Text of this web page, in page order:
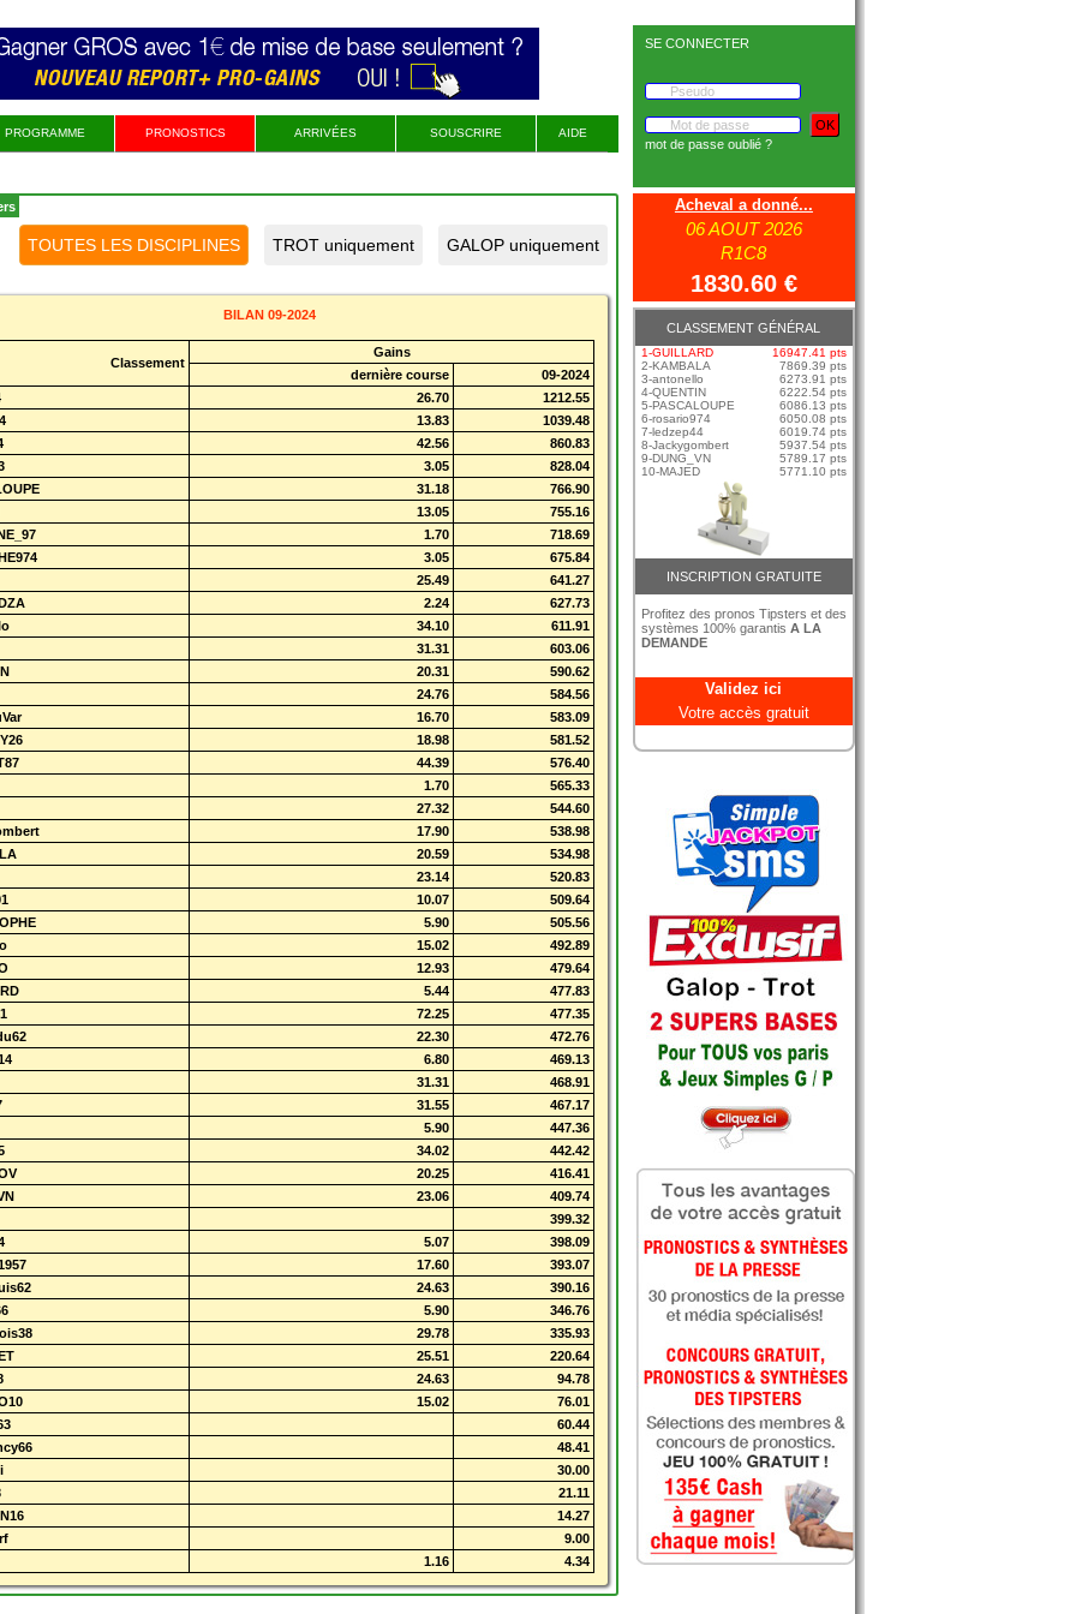
PROGRAMME PRONOSTICS ARRIVÉES SOUSCRIRE AIDE
SE CONNECTER
mot de passe oublié ?
BILAN 09-2024
Classement
Gains
dernière course
09-2024
26.70
1212.55
13.83
1039.48
42.56
860.83
3.05
828.04
31.18
766.90
13.05
755.16
1.70
718.69
3.05
675.84
25.49
641.27
2.24
627.73
34.10
611.91
31.31
603.06
20.31
590.62
24.76
584.56
16.70
583.09
18.98
581.52
44.39
576.40
1.70
565.33
27.32
544.60
17.90
538.98
20.59
534.98
23.14
520.83
10.07
509.64
5.90
505.56
15.02
492.89
12.93
479.64
5.44
477.83
72.25
477.35
22.30
472.76
6.80
469.13
31.31
468.91
31.55
467.17
5.90
447.36
34.02
442.42
20.25
416.41
23.06
409.74
399.32
5.07
398.09
17.60
393.07
24.63
390.16
5.90
346.76
29.78
335.93
25.51
220.64
24.63
94.78
15.02
76.01
60.44
48.41
30.00
21.11
14.27
9.00
1.16 4.34
Acheval a donné...
06 AOUT 2026
R1C8
1830.60 €
CLASSEMENT GÉNÉRAL
1-GUILLARD
16947.41 pts
2-KAMBALA
7869.39 pts
3-antonello
6273.91 pts
4-QUENTIN
6222.54 pts
5-PASCALOUPE
6086.13 pts
6-rosario974
6050.08 pts
7-ledzep44
6019.74 pts
8-Jackygombert
5937.54 pts
9-DUNG_VN
5789.17 pts
10-MAJED
5771.10 pts
INSCRIPTION GRATUITE
Profitez des pronos Tipsters et des
systèmes 100% garantis A LA
DEMANDE
Validez ici
Votre accès gratuit